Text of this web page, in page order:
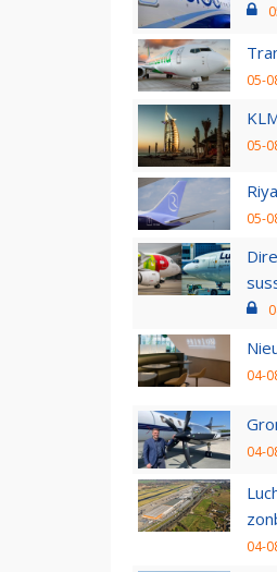
05-
05-
05-
04-
04-
04-